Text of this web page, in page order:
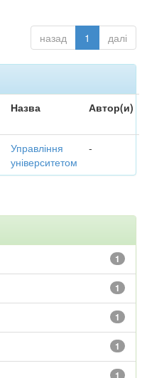
назад 1 далі
Назва Автор(и)
Управління
університетом
-
1
1
1
1
1